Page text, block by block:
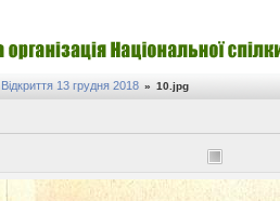
Відкриття 13 грудня 2018 » 10.jpg